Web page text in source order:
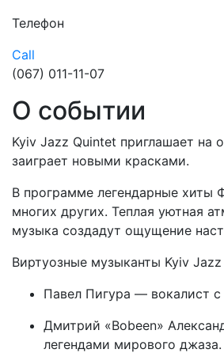
Телефон
Call
(067) 011-11-07
О событии
Kyiv Jazz Quintet приглашает на
заиграет новыми красками.
В программе легендарные хиты
многих других. Теплая уютная
музыка создадут ощущение
Виртуозные музыканты Kyiv
Павел Пигура — вокалист
Дмитрий «Bobeen»
легендами мирового джаза.